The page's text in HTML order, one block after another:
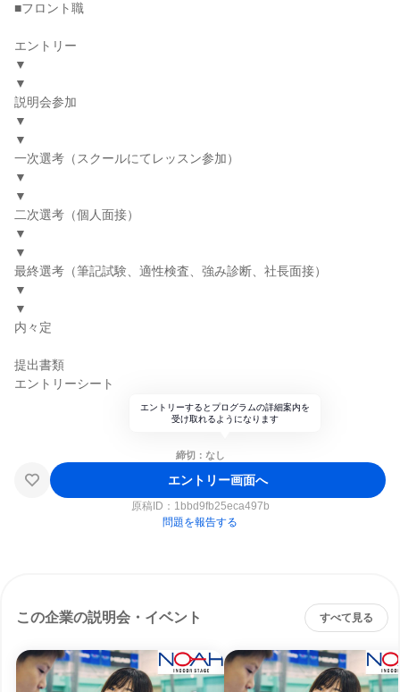
■フロント職
エントリー
▼
▼
説明会参加
▼
▼
一次選考（スクールにてレッスン参加）
▼
▼
二次選考（個人面接）
▼
▼
最終選考（筆記試験、適性検査、強み診断、社長面接）
▼
▼
内々定
提出書類
エントリーシート
エントリーするとプログラムの詳細案内を
受け取れるようになります
締切：なし
エントリー画面へ
原稿ID： 1bbd9fb25eca497b
問題を報告する
この企業の説明会・イベント すべて見る